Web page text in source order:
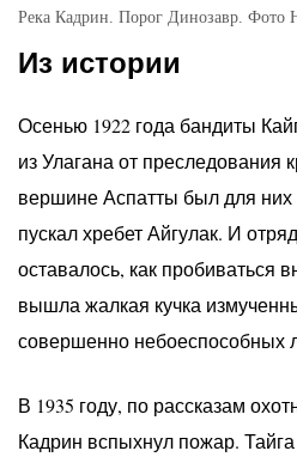
Река Кадрин. Порог Динозавр. Фото
Из истории
Осенью 1922 года бандиты
из Улагана от преследования
вершине Аспатты был для них
пускал хребет Айгулак. И
оставалось, как пробиваться
вышла жалкая кучка
совершенно небоеспособных
В 1935 году, по рассказам
Кадрин вспыхнул пожар.